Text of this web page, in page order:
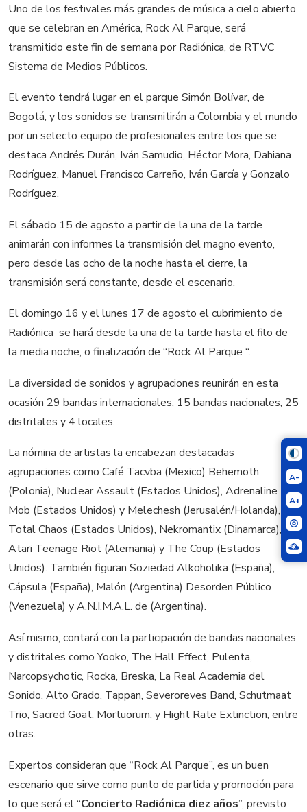
A-
A+
Uno de los festivales más grandes de música a cielo abierto
que se celebran en América, Rock Al Parque, será
transmitido este fin de semana por Radiónica, de RTVC
Sistema de Medios Públicos.
El evento tendrá lugar en el parque Simón Bolívar, de
Bogotá, y los sonidos se transmitirán a Colombia y el mundo
por un selecto equipo de profesionales entre los que se
destaca Andrés Durán, Iván Samudio, Héctor Mora, Dahiana
Rodríguez, Manuel Francisco Carreño, Iván García y Gonzalo
Rodríguez.
El sábado 15 de agosto a partir de la una de la tarde
animarán con informes la transmisión del magno evento,
pero desde las ocho de la noche hasta el cierre, la
transmisión será constante, desde el escenario.
El domingo 16 y el lunes 17 de agosto el cubrimiento de
Radiónica se hará desde la una de la tarde hasta el filo de
la media noche, o finalización de “Rock Al Parque “.
La diversidad de sonidos y agrupaciones reunirán en esta
ocasión 29 bandas internacionales, 15 bandas nacionales, 25
distritales y 4 locales.
La nómina de artistas la encabezan destacadas
agrupaciones como Café Tacvba (Mexico) Behemoth
(Polonia), Nuclear Assault (Estados Unidos), Adrenaline
Mob (Estados Unidos) y Melechesh (Jerusalén/Holanda),
Total Chaos (Estados Unidos), Nekromantix (Dinamarca),
Atari Teenage Riot (Alemania) y The Coup (Estados
Unidos). También figuran Soziedad Alkoholika (España),
Cápsula (España), Malón (Argentina) Desorden Público
(Venezuela) y A.N.I.M.A.L. de (Argentina).
Así mismo, contará con la participación de bandas nacionales
y distritales como Yooko, The Hall Effect, Pulenta,
Narcopsychotic, Rocka, Breska, La Real Academia del
Sonido, Alto Grado, Tappan, Severoreves Band, Schutmaat
Trio, Sacred Goat, Mortuorum, y Hight Rate Extinction, entre
otras.
Expertos consideran que “Rock Al Parque”, es un buen
escenario que sirve como punto de partida y promoción para
lo que será el “Concierto Radiónica diez años”, previsto